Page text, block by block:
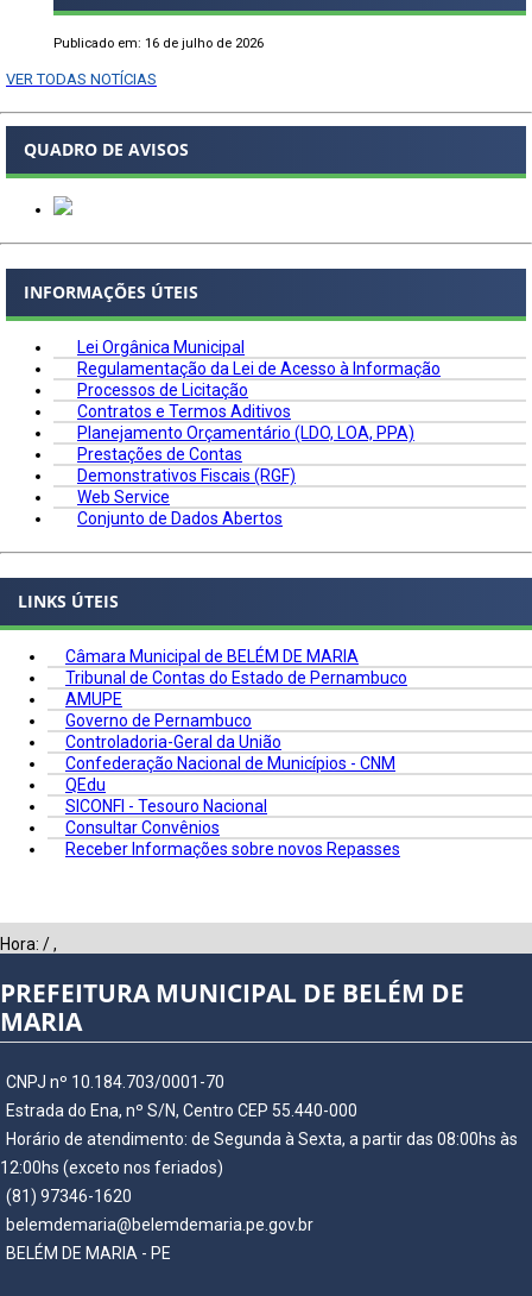
Publicado em: 16 de julho de 2026
VER TODAS NOTÍCIAS
QUADRO DE AVISOS
INFORMAÇÕES ÚTEIS
Lei Orgânica Municipal
Regulamentação da Lei de Acesso à Informação
Processos de Licitação
Contratos e Termos Aditivos
Planejamento Orçamentário (LDO, LOA, PPA)
Prestações de Contas
Demonstrativos Fiscais (RGF)
Web Service
Conjunto de Dados Abertos
LINKS ÚTEIS
Câmara Municipal de BELÉM DE MARIA
Tribunal de Contas do Estado de Pernambuco
AMUPE
Governo de Pernambuco
Controladoria-Geral da União
Confederação Nacional de Municípios - CNM
QEdu
SICONFI - Tesouro Nacional
Consultar Convênios
Receber Informações sobre novos Repasses
Hora: /,
PREFEITURA MUNICIPAL DE BELÉM DE
MARIA
CNPJ nº 10.184.703/0001-70
Estrada do Ena, nº S/N, Centro CEP 55.440-000
Horário de atendimento: de Segunda à Sexta, a partir das 08:00hs às
12:00hs (exceto nos feriados)
(81) 97346-1620
belemdemaria@belemdemaria.pe.gov.br
BELÉM DE MARIA - PE